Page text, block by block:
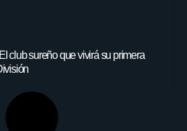
club sureño que vivirá su primera